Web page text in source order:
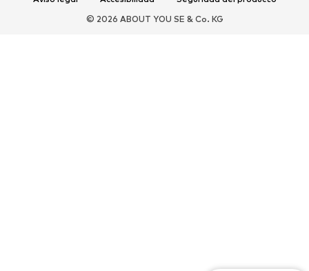
Ropa interior y de baño
© 2026 ABOUT YOU SE & Co. KG